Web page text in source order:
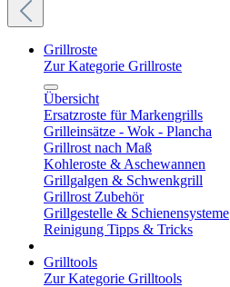
Grillroste
Zur Kategorie Grillroste
Übersicht
Ersatzroste für Markengrills
Grilleinsätze - Wok - Plancha
Grillrost nach Maß
Kohleroste & Aschewannen
Grillgalgen & Schwenkgrill
Grillrost Zubehör
Grillgestelle & Schienensysteme
Reinigung Tipps & Tricks
Grilltools
Zur Kategorie Grilltools